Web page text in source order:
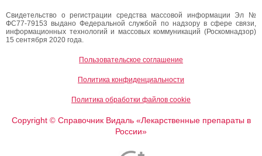
Свидетельство о регистрации средства массовой информации Эл №
ФС77-79153 выдано Федеральной службой по надзору в сфере связи,
информационных технологий и массовых коммуникаций (Роскомнадзор)
15 сентября 2020 года.
Пользовательское соглашение
Политика конфиденциальности
Политика обработки файлов cookie
Copyright ©Справочник Видаль «Лекарственные препараты в
России»